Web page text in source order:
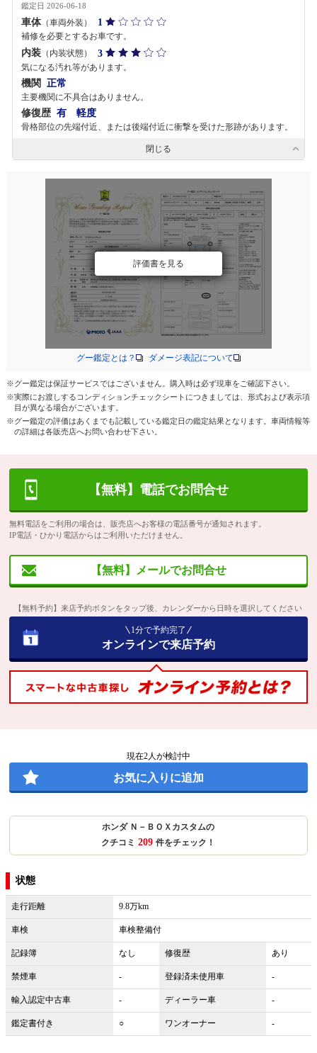
鑑定日 2026-06-18
車体（車両外装） 1
補修を必要とするお車です。
内装 （内装状態） 3
気になる汚れ等があります。
機関 正常
主要機関に不具合はありません。
修復歴 有 軽度
骨格部位の先端付近、または後端付近に衝撃を受けた形跡があります。
閉じる
評価書を見る
グー鑑定とは？ ダメージ表記について
※グー鑑定は保証サービスではございません。購入時は必ず現車をご確認下さい。
※実際にお渡しするコンディションチェックシートにつきましては、形式および表示項
目が異なる場合がございます。
※グー鑑定の評価はあくまでも記載している鑑定日の鑑定結果となります。車両情報等
の詳細は各販売店へお問い合わせ下さい。
【無料】電話でお問合せ
無料電話をご利用の場合は、販売店へお客様の電話番号が通知されます。
IP電話・ひかり電話からはご利用いただけません。
【無料】メールでお問合せ
【無料予約】来店予約ボタンをタップ後、カレンダーから日時を選択してください
1分で予約完了
オンラインで来店予約
現在2人が検討中
お気に入りに追加
ホンダ Ｎ－ＢＯＸカスタムの
クチコミ 209 件をチェック！
状態
走行距離 9.8万km
車検 車検整備付
記録簿 なし 修復歴 あり
禁煙車 - 登録済未使用車 -
輸入認定中古車 - ディーラー車 -
鑑定書付き ○ ワンオーナー -